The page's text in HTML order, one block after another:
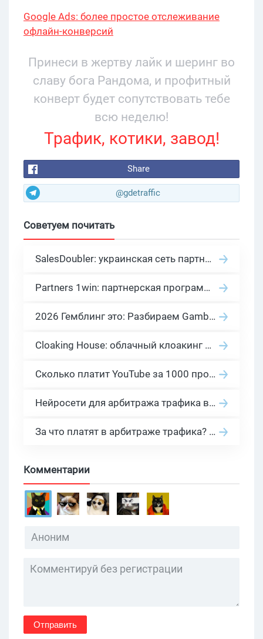
Google Ads: более простое отслеживание
офлайн-конверсий
Принеси в жертву лайк и шеринг во
славу бога Рандома, и профитный
конверт будет сопутствовать тебе
всю неделю!
Трафик, котики, завод!
Share
@gdetraffic
Советуем почитать
SalesDoubler: украинская сеть партнерских программ с оплатой за действие
Partners 1win: партнерская программа казино в нише гемблинг арбитраж
2026 Гемблинг это: Разбираем Gambling вертикаль, и все что связано с гемблинг и беттинг офферами
Cloaking House: облачный клоакинг для фильтрации ботов FB и Google Ads — гайд PHP-интеграции 2026
Сколько платит YouTube за 1000 просмотров в 2026: реальные цифры от 0.5 до 36 USD по ГЕО
Нейросети для арбитража трафика в 2026: инструменты, кейсы и AI-медиабайеры
За что платят в арбитраже трафика? 30 моделей оплаты в бурж и СНГ партнерках
Комментарии
Отправить